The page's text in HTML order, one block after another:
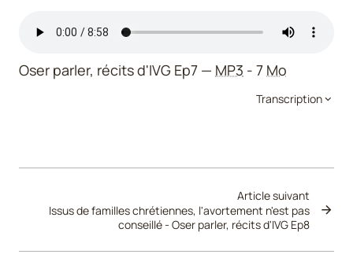
Oser parler, récits d'IVG Ep7 MP3 - 7 Mo
Transcription
Article suivant
Issus de familles chrétiennes, l'avortement n'est pas
conseillé - Oser parler, récits d'IVG Ep8